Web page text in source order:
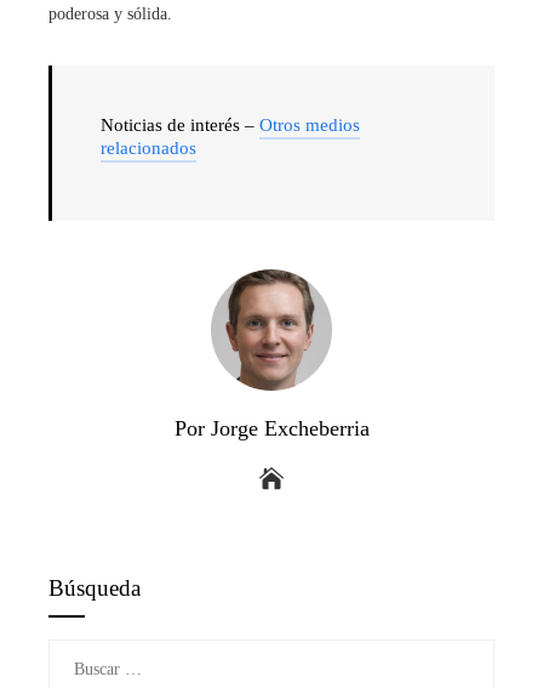
poderosa y sólida.
Noticias de interés – Otros medios
relacionados
Por Jorge Excheberria
Búsqueda